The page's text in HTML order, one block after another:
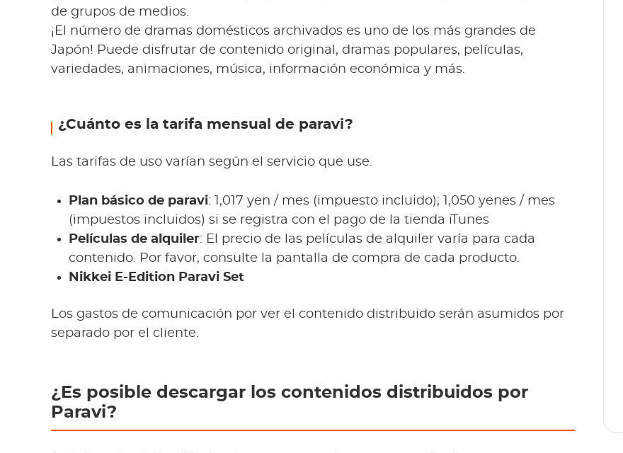
de grupos de medios.
¡El número de dramas domésticos archivados es uno de los más grandes de
Japón! Puede disfrutar de contenido original, dramas populares, películas,
variedades, animaciones, música, información económica y más.
¿Cuánto es la tarifa mensual de paravi?
Las tarifas de uso varían según el servicio que use.
Plan básico de paravi: 1,017 yen / mes (impuesto incluido); 1,050 yenes / mes
(impuestos incluidos) si se registra con el pago de la tienda iTunes
Películas de alquiler: El precio de las películas de alquiler varía para cada
contenido. Por favor, consulte la pantalla de compra de cada producto.
Nikkei E-Edition Paravi Set
Los gastos de comunicación por ver el contenido distribuido serán asumidos por
separado por el cliente.
¿Es posible descargar los contenidos distribuidos por
Paravi?